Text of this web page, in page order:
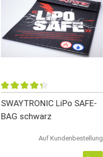
SWAYTRONIC LiPo SAFE-
BAG schwarz
Auf Kundenbestellung